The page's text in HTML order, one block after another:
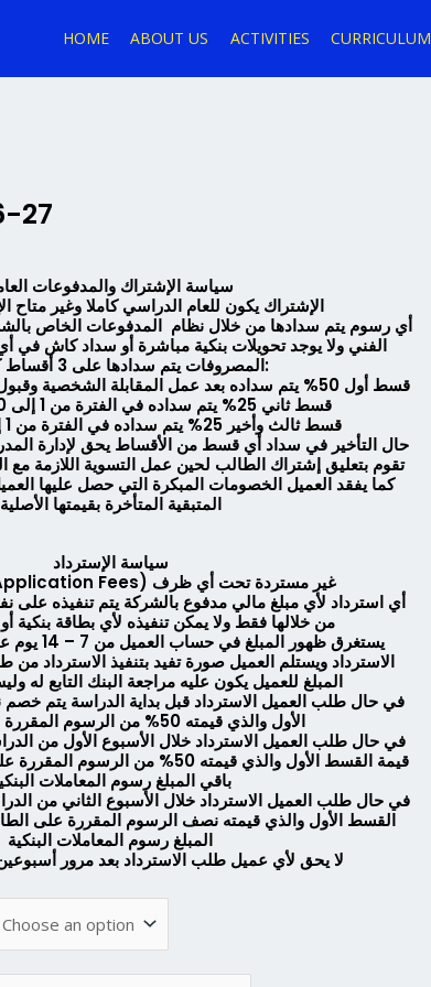
HOME ABOUT US ACTIVITIES CURRICULUM
27
سياسة الإشتراك والمدفوعات
الإشتراك يكون للعام الدراسي كاملا وغير متاح
أي رسوم يتم سدادها من خلال نظام المدفوعات الخاص
الفني ولا يوجد تحويلات بنكية مباشرة أو سداد كاش
المصروفات يتم سدادها على 3 أقساط كالتالي:
قسط أول 50% يتم سداده بعد عمل المقابلة الشخصية وقبول الطالب بمدة أقصاها 7 أيام
قسط ثاني 25% يتم سداده في الفترة من 1 إلى 30 نوفمبر 2026
قسط ثالث وأخير 25% يتم سداده في الفترة من 1 إلى 31 يناير 2027
حال التأخير في سداد أي قسط من الأقساط يحق لإدارة
تقوم بتعليق إشتراك الطالب لحين عمل التسوية اللازمة مع
كما يفقد العميل الخصومات المبكرة التي حصل عليها
المتبقية المتأخرة بقيمتها الأصلية
سياسة الإسترداد
رسوم التقديم (Application Fees) غير مستردة تحت أي ظرف
أي استرداد لأي مبلغ مالي مدفوع بالشركة يتم تنفيذه على
من خلالها فقط ولا يمكن تنفيذه لأي بطاقة بنكية
يستغرق ظهور
الاسترداد ويستلم العميل صورة تفيد بتنفيذ الاسترداد
المبلغ للعميل يكون عليه مراجعة البنك التابع له
الأول والذي قيمته 50% من الرسوم المقررة على الطالب
باقي المبلغ رسوم المعاملات
المبلغ رسوم المعاملات البنكية
لا يحق لأي عميل طلب الاسترداد بعد مرور